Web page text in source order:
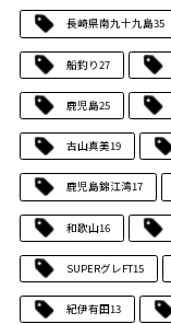
長崎県南九十九島35
船釣り27
鹿児島25
古山真美19
鹿児島錦江湾17
和歌山16
SUPERグレFT15
紀伊有田13